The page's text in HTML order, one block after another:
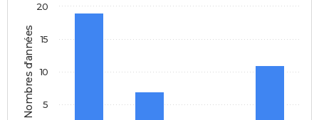
Nombres d'années 5
10
15
20